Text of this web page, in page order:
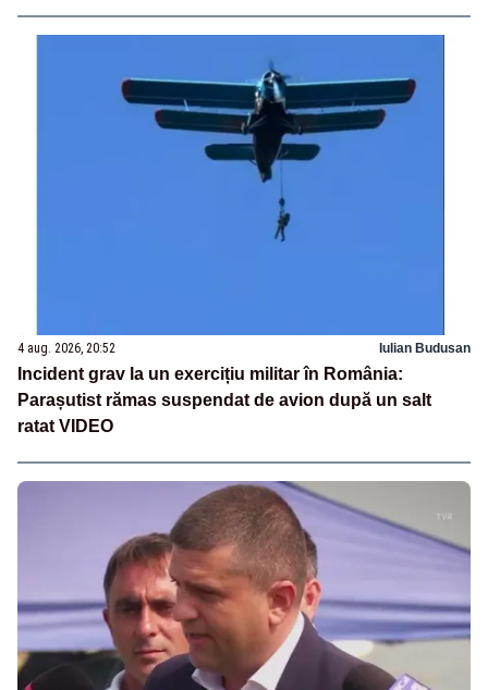
4 aug. 2026, 20:52 Iulian Budusan
Incident grav la un exercițiu militar în România:
Parașutist rămas suspendat de avion după un salt
ratat VIDEO